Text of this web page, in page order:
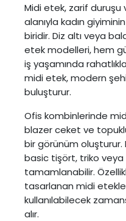
Midi etek, zarif duruşu
alanıyla kadın
biridir. Diz altı veya
etek modelleri, hem
iş yaşamında
midi etek, modern
buluşturur.
Ofis kombinlerinde
blazer ceket ve
bir görünüm oluşturur.
basic tişört, triko
tamamlanabilir.
tasarlanan midi
kullanılabilecek
alır.